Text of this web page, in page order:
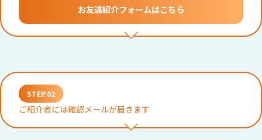
お友達紹介フォームはこちら
STEP.02
ご紹介者には確認メールが届きます